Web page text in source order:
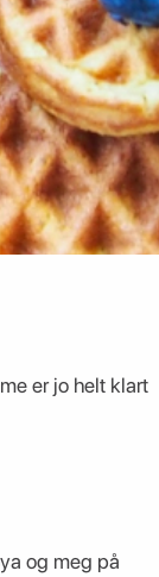
er jo helt klart
og meg på